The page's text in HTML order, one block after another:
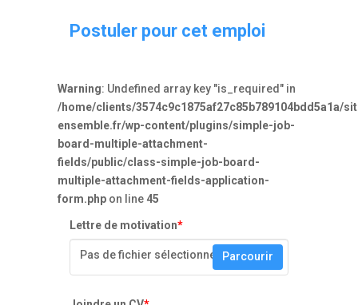
Postuler pour cet emploi
Warning: Undefined array key "is_required" in
/home/clients/3574c9c1875af27c85b789104bdd5a1a/
ensemble.fr/wp-content/plugins/simple-job-
board-multiple-attachment-
fields/public/class-simple-job-board-
multiple-attachment-fields-application-
form.phpon line 45
Lettre de motivation*
Pas de fichier sélectionné Parcourir